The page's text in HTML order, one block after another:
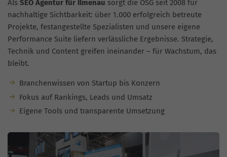
Als SEO Agentur für Ilmenau sorgt die OSG seit 2008 für
nachhaltige Sichtbarkeit: über 1.000 erfolgreich betreute
Projekte, festangestellte Spezialisten und unsere eigene
Performance Suite liefern verlässliche Ergebnisse. Strategie,
Technik und Content greifen ineinander – für Wachstum, das
bleibt.
Branchenwissen von Startup bis Konzern
Fokus auf Rankings, Leads und Umsatz
Eigene Tools und transparente Umsetzung